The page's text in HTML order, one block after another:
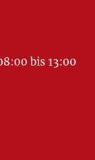
bis 13:00